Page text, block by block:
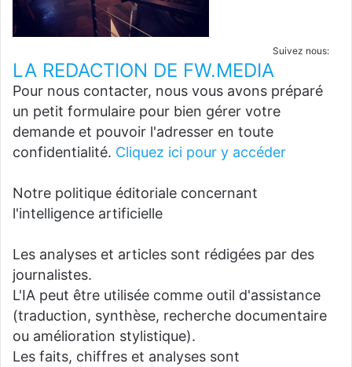
Suivez nous:
LA REDACTION DE FW.MEDIA
Pour nous contacter, nous vous avons préparé
un petit formulaire pour bien gérer votre
demande et pouvoir l'adresser en toute
confidentialité. Cliquez ici pour y accéder
Notre politique éditoriale concernant
l'intelligence artificielle
Les analyses et articles sont rédigées par des
journalistes.
L'IA peut être utilisée comme outil d'assistance
(traduction, synthèse, recherche documentaire
ou amélioration stylistique).
Les faits, chiffres et analyses sont